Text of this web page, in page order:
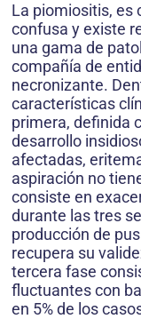
La piomiositis, es
confusa y existe
una gama de
compañía de
necronizante.
características
primera, definida
desarrollo
afectadas,
aspiración no
consiste en
durante las tres
producción de
recupera su
tercera fase
fluctuantes con
en 5% de los